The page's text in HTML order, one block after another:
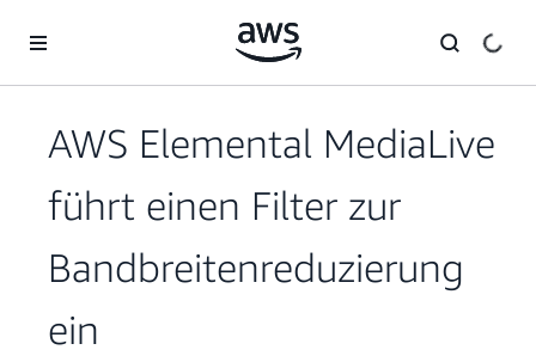
Überspringen zum Hauptinhalt
AWS Elemental MediaLive
führt einen Filter zur
Bandbreitenreduzierung
ein